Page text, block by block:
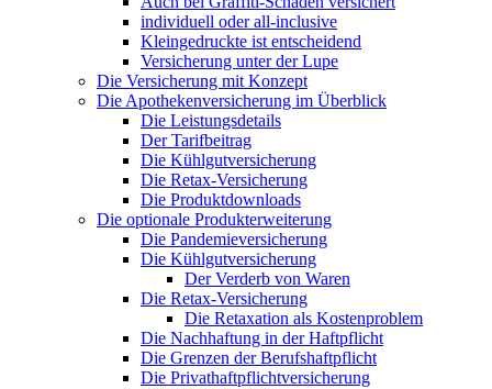
individuell oder all-inclusive
Kleingedruckte ist entscheidend
Versicherung unter der Lupe
Die Versicherung mit Konzept
Die Apothekenversicherung im Überblick
Die Leistungsdetails
Der Tarifbeitrag
Die Kühlgutversicherung
Die Retax-Versicherung
Die Produktdownloads
Die optionale Produkterweiterung
Die Pandemieversicherung
Die Kühlgutversicherung
Der Verderb von Waren
Die Retax-Versicherung
Die Retaxation als Kostenproblem
Die Nachhaftung in der Haftpflicht
Die Grenzen der Berufshaftpflicht
Die Privathaftpflichtversicherung